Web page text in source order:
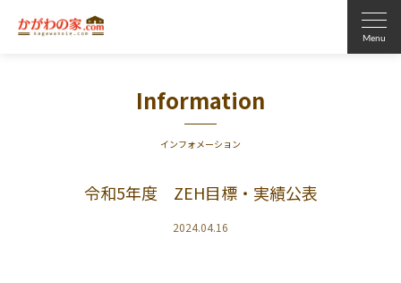
Information
インフォメーション
令和5年度 ZEH目標・実績公表
2024.04.16